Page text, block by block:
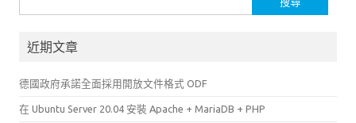
尋
鍵近期文章
德國政府承諾全面採用開放文件格式 ODF
在 Ubuntu Server 20.04 安裝 Apache + MariaDB + PHP